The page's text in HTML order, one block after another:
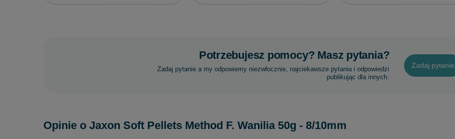
Potrzebujesz pomocy? Masz pytania?
Zadaj pytanie a my odpowiemy niezwłocznie, najciekawsze pytania i odpowiedzi
publikując dla innych.
Zadaj pytanie
Opinie o Jaxon Soft Pellets Method F. Wanilia 50g - 8/10mm